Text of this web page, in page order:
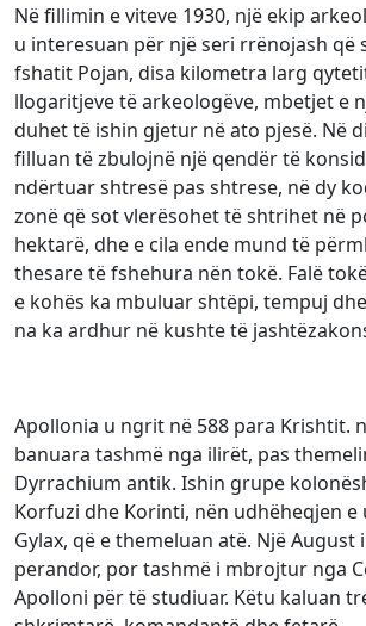
Në fillimin e viteve 1930, një ekip
u interesuan për një seri rrënojash që
fshatit Pojan, disa kilometra larg
llogaritjeve të arkeologëve, mbetjet e
duhet të ishin gjetur në ato pjesë. Në
filluan të zbulojnë një qendër të
ndërtuar shtresë pas shtrese, në dy
zonë që sot vlerësohet të shtrihet në
hektarë, dhe e cila ende mund të
thesare të fshehura nën tokë. Falë
e kohës ka mbuluar shtëpi, tempuj
na ka ardhur në kushte të
Apollonia u ngrit në 588 para Krishtit.
banuara tashmë nga ilirët, pas
Dyrrachium antik. Ishin grupe
Korfuzi dhe Korinti, nën udhëheqjen e
Gylax, që e themeluan atë. Një August
perandor, por tashmë i mbrojtur nga
Apolloni për të studiuar. Këtu kaluan